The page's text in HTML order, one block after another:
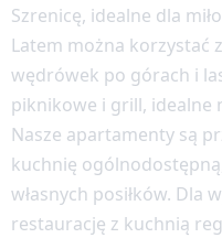
Szrenicę, idealne dla
Latem można korzystać
wędrówek po górach i
piknikowe i grill, idealne
Nasze apartamenty są
kuchnię
własnych posiłków. Dla
restaurację z kuchnią